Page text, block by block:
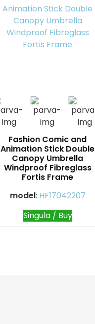
Fashion Comic and
Animation Stick Double
Canopy Umbrella
Windproof Fibreglass
Fortis Frame
model: HF17042207
Singula / Buy